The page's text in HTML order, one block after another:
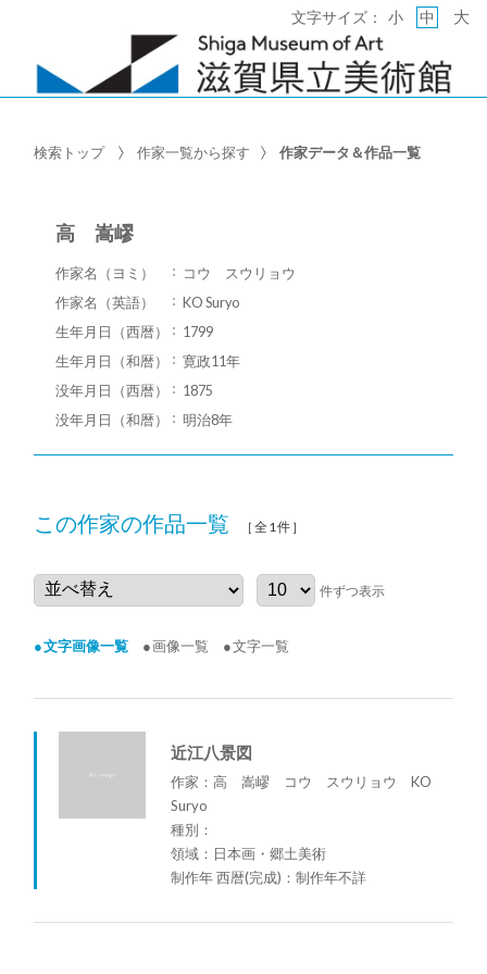
文字サイズ： 小 中 大
検索トップ 作家一覧から探す 作家データ＆作品一覧
高 嵩嵺
作家名（ヨミ）
コウ スウリョウ
作家名（英語）
KO Suryo
生年月日（西暦）
1799
生年月日（和暦）
寛政11年
没年月日（西暦）
1875
没年月日（和暦）
明治8年
この作家の作品一覧 ［全1件］
件ずつ表示
文字画像一覧 画像一覧 文字一覧
近江八景図
作家：高 嵩嵺 コウ スウリョウ KO
Suryo
種別：
領域：日本画・郷土美術
制作年 西暦(完成)：制作年不詳